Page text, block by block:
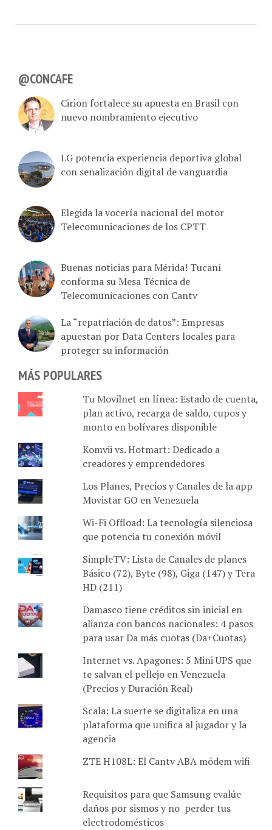
@CONCAFE
Cirion fortalece su apuesta en Brasil con
nuevo nombramiento ejecutivo
LG potencia experiencia deportiva global
con señalización digital de vanguardia
Elegida la vocería nacional del motor
Telecomunicaciones de los CPTT
Buenas noticias para Mérida! Tucaní
conforma su Mesa Técnica de
Telecomunicaciones con Cantv
La “repatriación de datos”: Empresas
apuestan por Data Centers locales para
proteger su información
MÁS POPULARES
Tu Movilnet en línea: Estado de cuenta,
plan activo, recarga de saldo, cupos y
monto en bolívares disponible
Komvii vs. Hotmart: Dedicado a
creadores y emprendedores
Los Planes, Precios y Canales de la app
Movistar GO en Venezuela
Wi-Fi Offload: La tecnología silenciosa
que potencia tu conexión móvil
SimpleTV: Lista de Canales de planes
Básico (72), Byte (98), Giga (147) y Tera
HD (211)
Damasco tiene créditos sin inicial en
alianza con bancos nacionales: 4 pasos
para usar Da más cuotas (Da+Cuotas)
Internet vs. Apagones: 5 Mini UPS que
te salvan el pellejo en Venezuela
(Precios y Duración Real)
Scala: La suerte se digitaliza en una
plataforma que unifica al jugador y la
agencia
ZTE H108L: El Cantv ABA módem wifi
Requisitos para que Samsung evalúe
daños por sismos y no perder tus
electrodomésticos